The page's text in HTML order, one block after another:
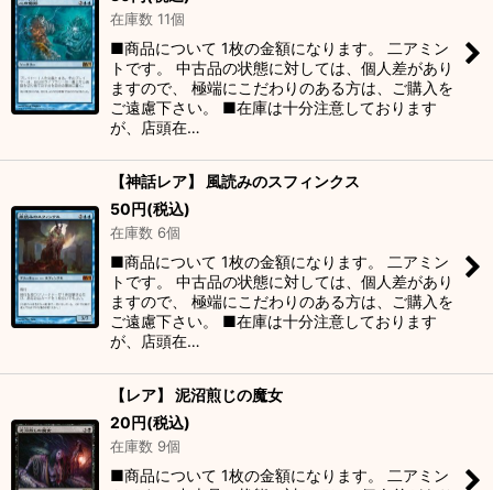
在庫数 11個
■商品について 1枚の金額になります。 二アミン
トです。 中古品の状態に対しては、個人差があり
ますので、 極端にこだわりのある方は、ご購入を
ご遠慮下さい。 ■在庫は十分注意しております
が、店頭在…
【神話レア】 風読みのスフィンクス
50円(税込)
在庫数 6個
■商品について 1枚の金額になります。 二アミン
トです。 中古品の状態に対しては、個人差があり
ますので、 極端にこだわりのある方は、ご購入を
ご遠慮下さい。 ■在庫は十分注意しております
が、店頭在…
【レア】 泥沼煎じの魔女
20円(税込)
在庫数 9個
■商品について 1枚の金額になります。 二アミン